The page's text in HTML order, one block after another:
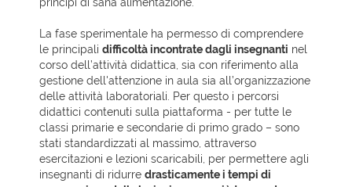
La fase sperimentale ha permesso di comprendere
le principali difficoltà incontrate dagli insegnanti nel
corso dell’attività didattica, sia con riferimento alla
gestione dell'attenzione in aula sia all’organizzazione
delle attività laboratoriali. Per questo i percorsi
didattici contenuti sulla piattaforma - per tutte le
classi primarie e secondarie di primo grado – sono
stati standardizzati al massimo, attraverso
esercitazioni e lezioni scaricabili, per permettere agli
insegnanti di ridurre drasticamente i tempi di